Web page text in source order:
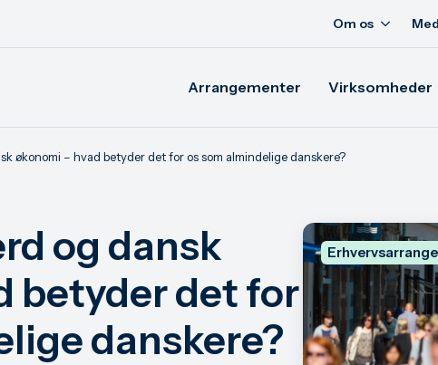
Om os
Arrangementer Virksomheder
økonomi – hvad betyder det for os som almindelige danskere?
og dansk
betyder det for
danskere?